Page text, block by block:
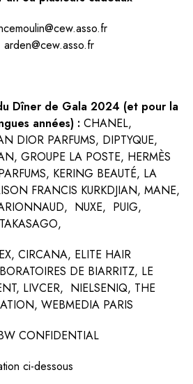
Dîner de Gala 2024 (et pour la
années) : CHANEL,
DIOR PARFUMS, DIPTYQUE,
GROUPE LA POSTE, HERMÈS
KERING BEAUTÉ, LA
FRANCIS KURKDJIAN, MANE,
NUXE, PUIG,
CIRCANA, ELITE HAIR
DE BIARRITZ, LE
LIVCER, NIELSENIQ, THE
WEBMEDIA PARIS
CONFIDENTIAL
ci-dessous